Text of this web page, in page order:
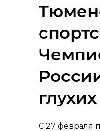
глухих
С 27 февраля